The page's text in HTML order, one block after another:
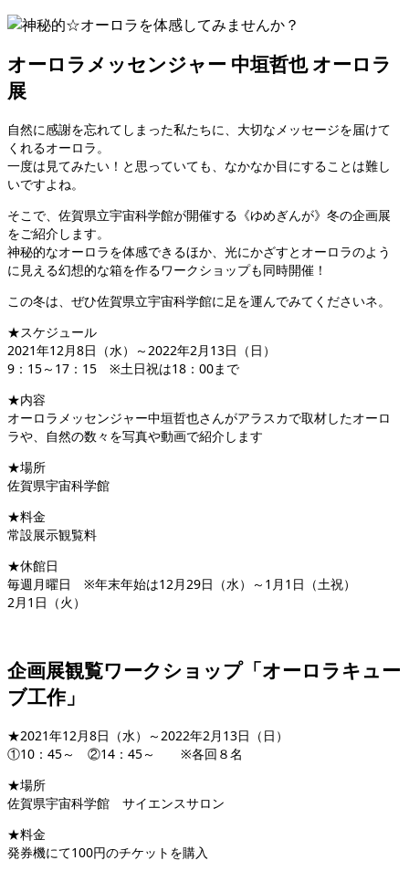
オーロラメッセンジャー 中垣哲也 オーロラ
展
自然に感謝を忘れてしまった私たちに、大切なメッセージを届けて
くれるオーロラ。
一度は見てみたい！と思っていても、なかなか目にすることは難し
いですよね。
そこで、佐賀県立宇宙科学館が開催する《ゆめぎんが》冬の企画展
をご紹介します。
神秘的なオーロラを体感できるほか、光にかざすとオーロラのよう
に見える幻想的な箱を作るワークショップも同時開催！
この冬は、ぜひ佐賀県立宇宙科学館に足を運んでみてくださいネ。
★スケジュール
2021年12月8日（水）～2022年2月13日（日）
9：15～17：15 ※土日祝は18：00まで
★内容
オーロラメッセンジャー中垣哲也さんがアラスカで取材したオーロ
ラや、自然の数々を写真や動画で紹介します
★場所
佐賀県宇宙科学館
★料金
常設展示観覧料
★休館日
毎週月曜日 ※年末年始は12月29日（水）～1月1日（土祝）
2月1日（火）
企画展観覧ワークショップ「オーロラキュー
ブ工作」
★2021年12月8日（水）～2022年2月13日（日）
①10：45～ ②14：45～ ※各回８名
★場所
佐賀県宇宙科学館 サイエンスサロン
★料金
発券機にて100円のチケットを購入